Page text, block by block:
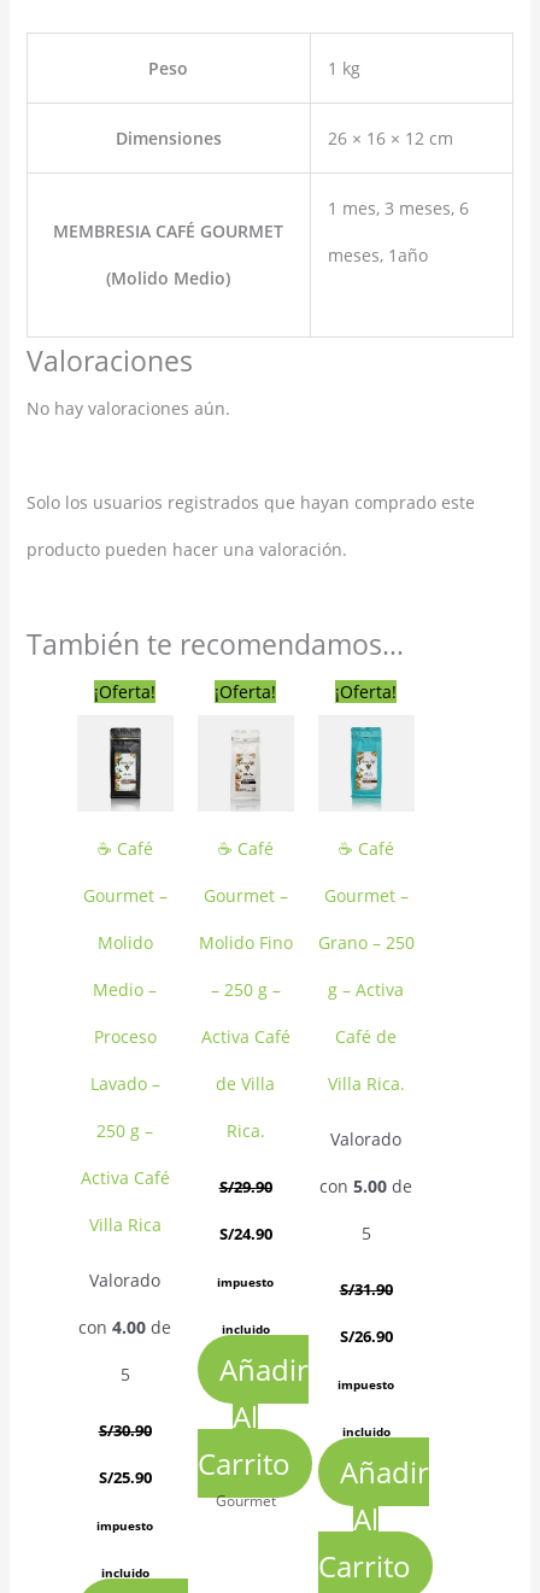
Peso 1 kg
Dimensiones 26 × 16 × 12 cm
MEMBRESIA CAFÉ GOURMET
(Molido Medio)
1 mes, 3 meses, 6
meses, 1año
Valoraciones
No hay valoraciones aún.
Solo los usuarios registrados que hayan comprado este
producto pueden hacer una valoración.
También te recomendamos…
¡Oferta!
☕ Café
Gourmet –
Molido
Medio –
Proceso
Lavado –
250 g –
Activa Café
Villa Rica
Valorado
con4.00 de
5
S/30.90
El
precio
era:
S/30.90.
S/25.90
El
precio
impuesto
incluido
¡Oferta!
☕ Café
Gourmet –
Molido Fino
– 250 g –
Activa Café
de Villa
Rica.
S/29.90
El
precio
era:
S/29.90.
S/24.90
El
precio
impuesto
incluido
Añadir
Al
Carrito
Gourmet
¡Oferta!
☕ Café
Gourmet –
Grano – 250
g – Activa
Café de
Villa Rica.
Valorado
con5.00 de
5
S/31.90
El
precio
era:
S/31.90.
S/26.90
El
precio
impuesto
incluido
Añadir
Al
Carrito